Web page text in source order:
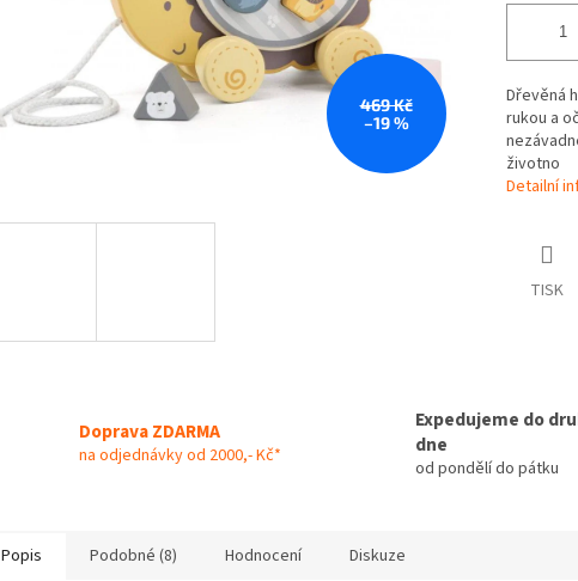
469 Kč
–19 %
Dřevěná
rukou a
životno
Detailní
TISK
Doprava ZDARMA
na odjednávky od 2000,- Kč*
Expedujeme do
dne
od pondělí do pátku
Popis Podobné (8) Hodnocení Diskuze